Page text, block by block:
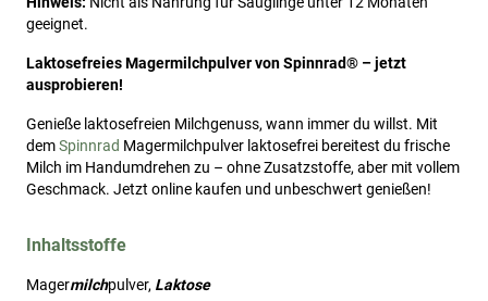
geeignet.
Laktosefreies Magermilchpulver von Spinnrad® – jetzt
ausprobieren!
Genieße laktosefreien Milchgenuss, wann immer du willst. Mit
demSpinnrad Magermilchpulver laktosefrei bereitest du frische
Milch im Handumdrehen zu – ohne Zusatzstoffe, aber mit vollem
Geschmack. Jetzt online kaufen und unbeschwert genießen!
Inhaltsstoffe
Magermilchpulver, Laktose